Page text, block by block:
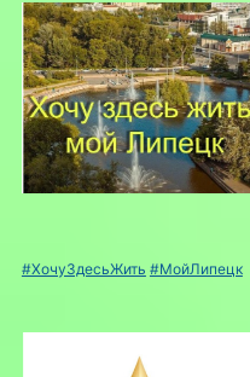
#ХочуЗдесьЖить #МойЛипецк